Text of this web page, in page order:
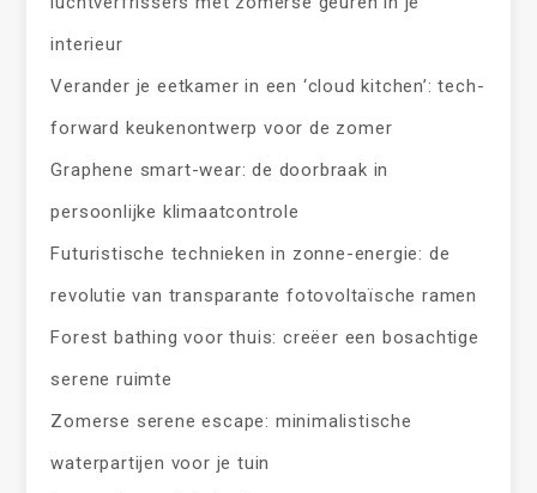
interieur
Verander je eetkamer in een ‘cloud kitchen’: tech-
forward keukenontwerp voor de zomer
Graphene smart-wear: de doorbraak in
persoonlijke klimaatcontrole
Futuristische technieken in zonne-energie: de
revolutie van transparante fotovoltaïsche ramen
Forest bathing voor thuis: creëer een bosachtige
serene ruimte
Zomerse serene escape: minimalistische
waterpartijen voor je tuin